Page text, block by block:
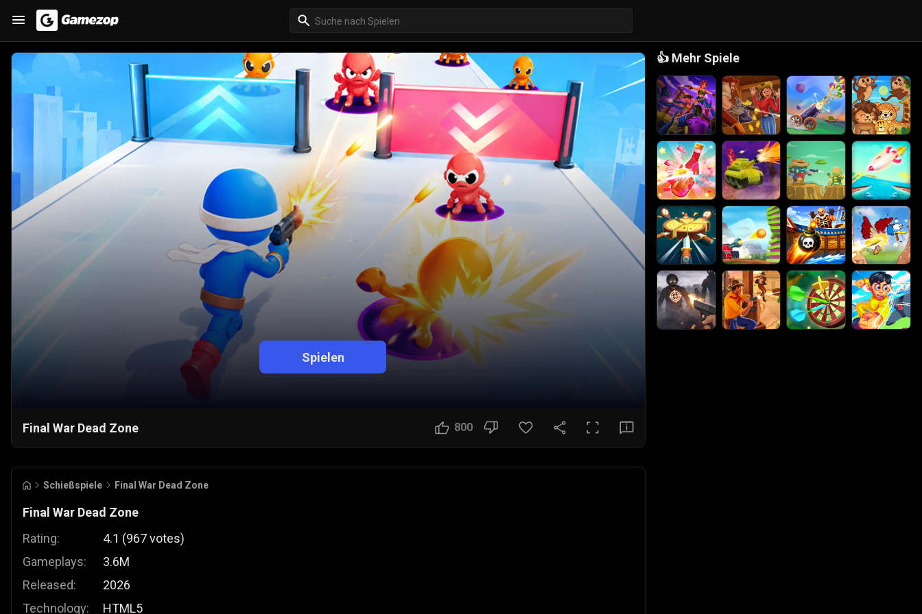
Spielen
Final War Dead Zone 800
Schießspiele Final War Dead Zone
Final War Dead Zone
Rating:
Gameplays:
Released:
Technology:
4.1 (967votes)
3.6M
2026
HTML5
👍 Mehr Spiele